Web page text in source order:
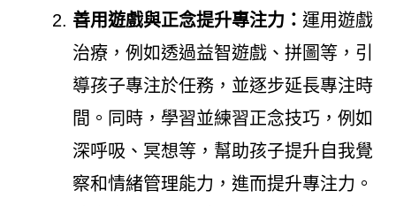
善用遊戲與正念提升專注力： 運用遊戲
治療，例如透過益智遊戲、拼圖等，引
導孩子專注於任務，並逐步延長專注時
間。同時，學習並練習正念技巧，例如
深呼吸、冥想等，幫助孩子提升自我覺
察和情緒管理能力，進而提升專注力。